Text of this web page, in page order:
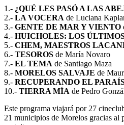
1.- ¿QUÉ LES PASÓ A LAS
2.- LA VOCERA de Luciana
3.- GENTE DE MAR Y VIENTO
4.- HUICHOLES: LOS
5.- CHEM, MAESTROS
6.- TESOROS de María Novaro
7.- EL TEMA de Santiago Maza
8.- MORELOS SALVAJE de
9.- RECUPERANDO EL
10.- TIERRA MÍA de Pedro
Este programa viajará por 27
21 municipios de Morelos gracias al